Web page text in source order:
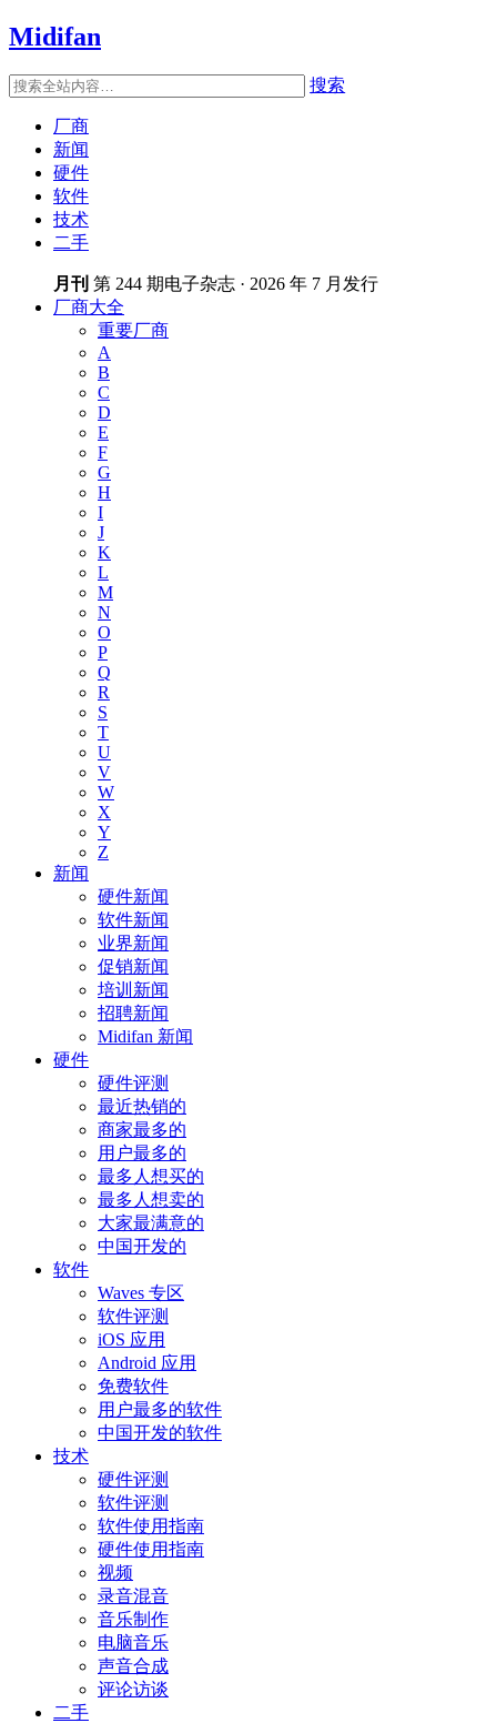
Midifan
搜索
厂商
新闻
硬件
软件
技术
二手
月刊 第 244 期电子杂志 · 2026 年 7 月发行
厂商大全
重要厂商
A
B
C
D
E
F
G
H
I
J
K
L
M
N
O
P
Q
R
S
T
U
V
W
X
Y
Z
新闻
硬件新闻
软件新闻
业界新闻
促销新闻
培训新闻
招聘新闻
Midifan 新闻
硬件
硬件评测
最近热销的
商家最多的
用户最多的
最多人想买的
最多人想卖的
大家最满意的
中国开发的
软件
Waves 专区
软件评测
iOS 应用
Android 应用
免费软件
用户最多的软件
中国开发的软件
技术
硬件评测
软件评测
软件使用指南
硬件使用指南
视频
录音混音
音乐制作
电脑音乐
声音合成
评论访谈
二手